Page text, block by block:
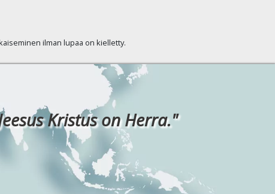
ilman lupaa on kielletty.
Kristus on Herra."